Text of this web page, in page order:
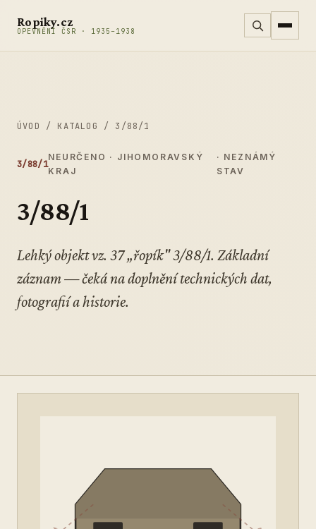
Ropiky.cz
OPEVNĚNÍ ČSR · 1935–1938
ÚVOD / KATALOG / 3/88/1
3/88/1
NEURČENO · JIHOMORAVSKÝ
KRAJ
· NEZNÁMÝ
STAV
3/88/1
Lehký objekt vz. 37 „řopík" 3/88/1. Základní
záznam — čeká na doplnění technických dat,
fotografií a historie.